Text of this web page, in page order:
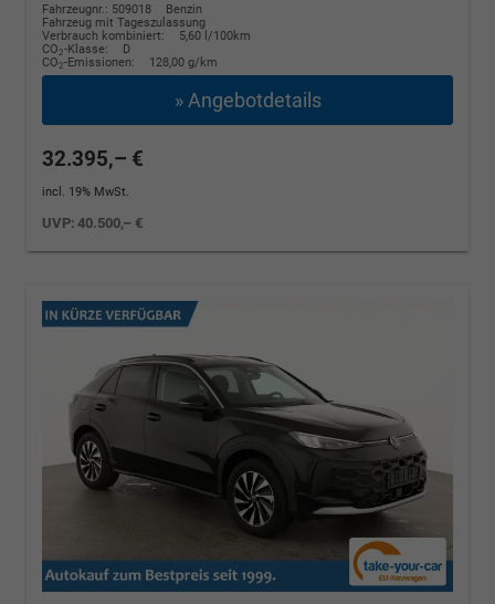
Fahrzeugnr.: 509018
Benzin
Fahrzeug mit Tageszulassung
Verbrauch kombiniert:
5,60 l/100km
CO2-Klasse:
D
CO2-Emissionen: 128,00 g/km
» Angebotdetails
32.395,– €
incl. 19% MwSt.
UVP:40.500,– €